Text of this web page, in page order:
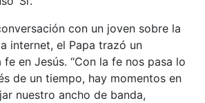
con un joven sobre la
internet, el Papa trazó un
en Jesús. “Con la fe nos pasa lo
de un tiempo, hay momentos en
nuestro ancho de banda,